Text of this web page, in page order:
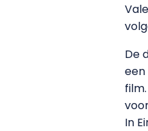
De
een
In